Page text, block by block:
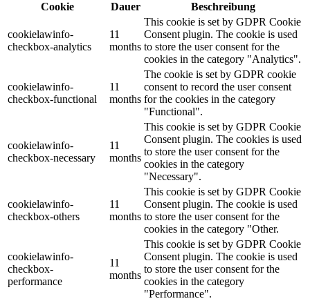
Cookie
Dauer Beschreibung
cookielawinfo-
checkbox-analytics
11
months
This cookie is set by GDPR Cookie
Consent plugin. The cookie is used
to store the user consent for the
cookies in the category "Analytics".
cookielawinfo-
checkbox-functional
11
months
The cookie is set by GDPR cookie
consent to record the user consent
for the cookies in the category
"Functional".
cookielawinfo-
checkbox-necessary
11
months
This cookie is set by GDPR Cookie
Consent plugin. The cookies is used
to store the user consent for the
cookies in the category
"Necessary".
cookielawinfo-
checkbox-others
11
months
This cookie is set by GDPR Cookie
Consent plugin. The cookie is used
to store the user consent for the
cookies in the category "Other.
cookielawinfo-
checkbox-
performance
11
months
This cookie is set by GDPR Cookie
Consent plugin. The cookie is used
to store the user consent for the
cookies in the category
"Performance".